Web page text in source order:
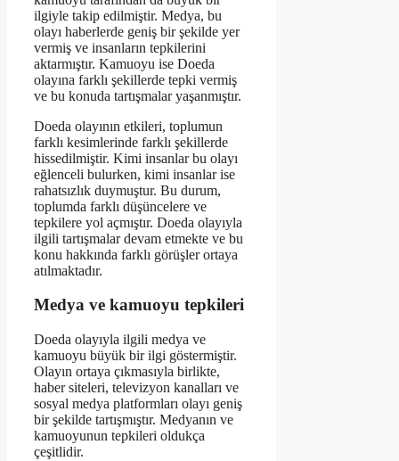
ilgiyle takip edilmiştir. Medya, bu
olayı haberlerde geniş bir şekilde yer
vermiş ve insanların tepkilerini
aktarmıştır. Kamuoyu ise Doeda
olayına farklı şekillerde tepki vermiş
ve bu konuda tartışmalar yaşanmıştır.
Doeda olayının etkileri, toplumun
farklı kesimlerinde farklı şekillerde
hissedilmiştir. Kimi insanlar bu olayı
eğlenceli bulurken, kimi insanlar ise
rahatsızlık duymuştur. Bu durum,
toplumda farklı düşüncelere ve
tepkilere yol açmıştır. Doeda olayıyla
ilgili tartışmalar devam etmekte ve bu
konu hakkında farklı görüşler ortaya
atılmaktadır.
Medya ve kamuoyu tepkileri
Doeda olayıyla ilgili medya ve
kamuoyu büyük bir ilgi göstermiştir.
Olayın ortaya çıkmasıyla birlikte,
haber siteleri, televizyon kanalları ve
sosyal medya platformları olayı geniş
bir şekilde tartışmıştır. Medyanın ve
kamuoyunun tepkileri oldukça
çeşitlidir.